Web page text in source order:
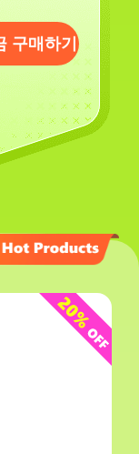
구매하기